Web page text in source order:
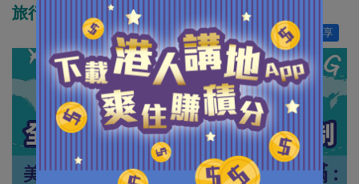
旅行限制
分享
讚好 9